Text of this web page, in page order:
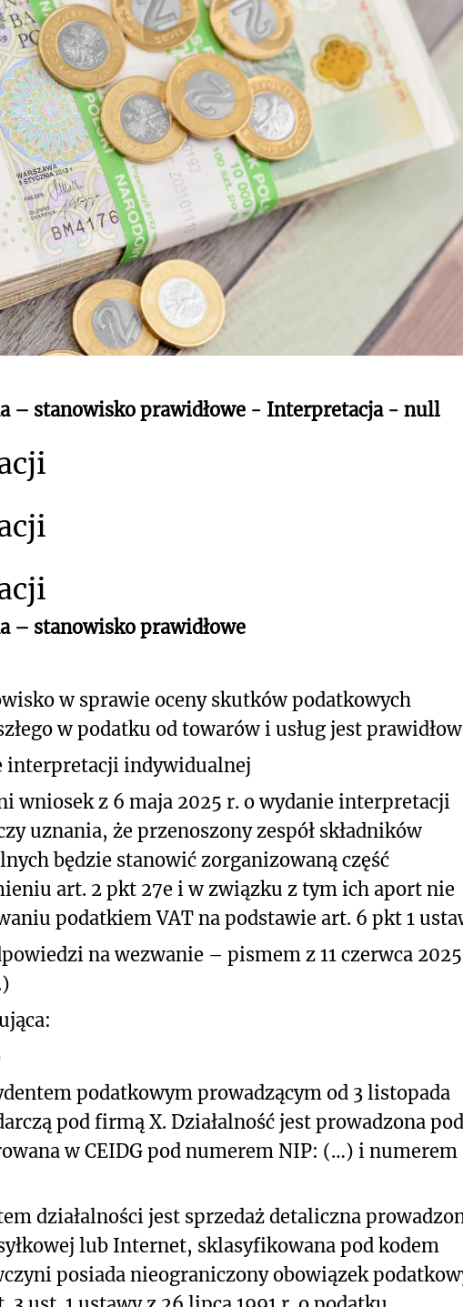
– stanowisko prawidłowe - Interpretacja - null
– stanowisko prawidłowe
w sprawie oceny skutków podatkowych
w podatku od towarów i usług jest
interpretacji indywidualnej
wniosek z 6 maja 2025 r. o wydanie interpretacji
uznania, że przenoszony zespół składników
będzie stanowić zorganizowaną część
art. 2 pkt 27e i w związku z tym ich aport nie
podatkiem VAT na podstawie art. 6 pkt 1
na wezwanie – pismem z 11 czerwca
podatkowym prowadzącym od 3 listopada
pod firmą X. Działalność jest prowadzona pod
w CEIDG pod numerem NIP: (…) i numerem
działalności jest sprzedaż detaliczna
lub Internet, sklasyfikowana pod kodem
posiada nieograniczony obowiązek